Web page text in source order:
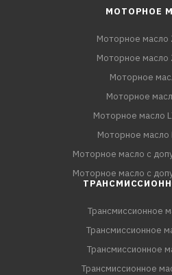
МОТОРНОЕ
Моторное масло
Моторное масло
Моторное
Моторное
Моторное масло
Моторное масло
Моторное масло с
Моторное масло с
Трансмиссионное
Трансмиссионное
Трансмиссионное
Трансмиссионное